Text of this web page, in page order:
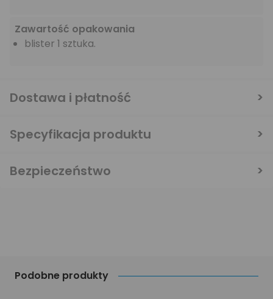
Podobne produkty
Zawartość opakowania
blister 1 sztuka.
Dostawa i płatność
Specyfikacja produktu
Bezpieczeństwo